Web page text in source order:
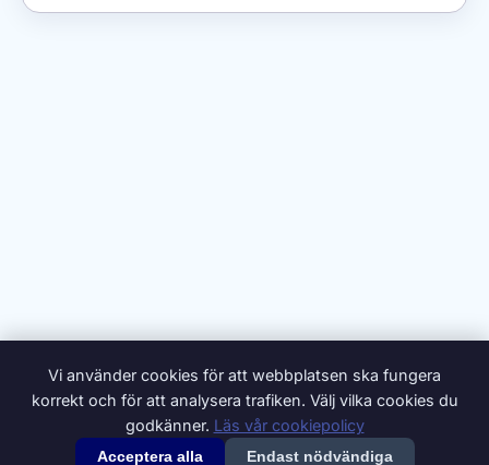
Vi använder cookies för att webbplatsen ska fungera
korrekt och för att analysera trafiken. Välj vilka cookies du
godkänner. Läs vår cookiepolicy
Acceptera alla Endast nödvändiga